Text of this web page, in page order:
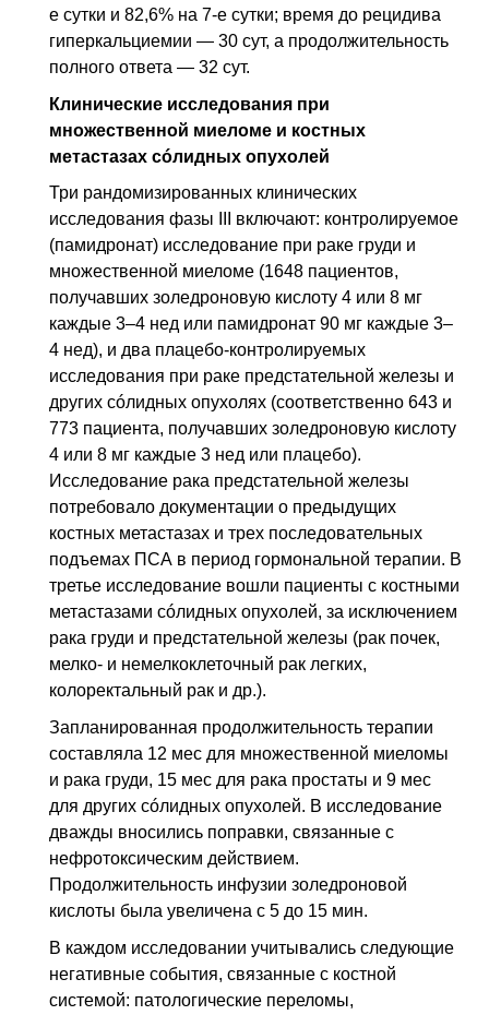
е сутки и 82,6% на 7-е сутки; время до рецидива
гиперкальциемии — 30 сут, а продолжительность
полного ответа — 32 сут.
Клинические исследования при
множественной миеломе и костных
метастазах сóлидных опухолей
Три рандомизированных клинических
исследования фазы III включают: контролируемое
(памидронат) исследование при раке груди и
множественной миеломе (1648 пациентов,
получавших золедроновую кислоту 4 или 8 мг
каждые 3–4 нед или памидронат 90 мг каждые 3–
4 нед), и два плацебо-контролируемых
исследования при раке предстательной железы и
других сóлидных опухолях (соответственно 643 и
773 пациента, получавших золедроновую кислоту
4 или 8 мг каждые 3 нед или плацебо).
Исследование рака предстательной железы
потребовало документации о предыдущих
костных метастазах и трех последовательных
подъемах ПСА в период гормональной терапии. В
третье исследование вошли пациенты с костными
метастазами сóлидных опухолей, за исключением
рака груди и предстательной железы (рак почек,
мелко- и немелкоклеточный рак легких,
колоректальный рак и др.).
Запланированная продолжительность терапии
составляла 12 мес для множественной миеломы
и рака груди, 15 мес для рака простаты и 9 мес
для других сóлидных опухолей. В исследование
дважды вносились поправки, связанные с
нефротоксическим действием.
Продолжительность инфузии золедроновой
кислоты была увеличена с 5 до 15 мин.
В каждом исследовании учитывались следующие
негативные события, связанные с костной
системой: патологические переломы,